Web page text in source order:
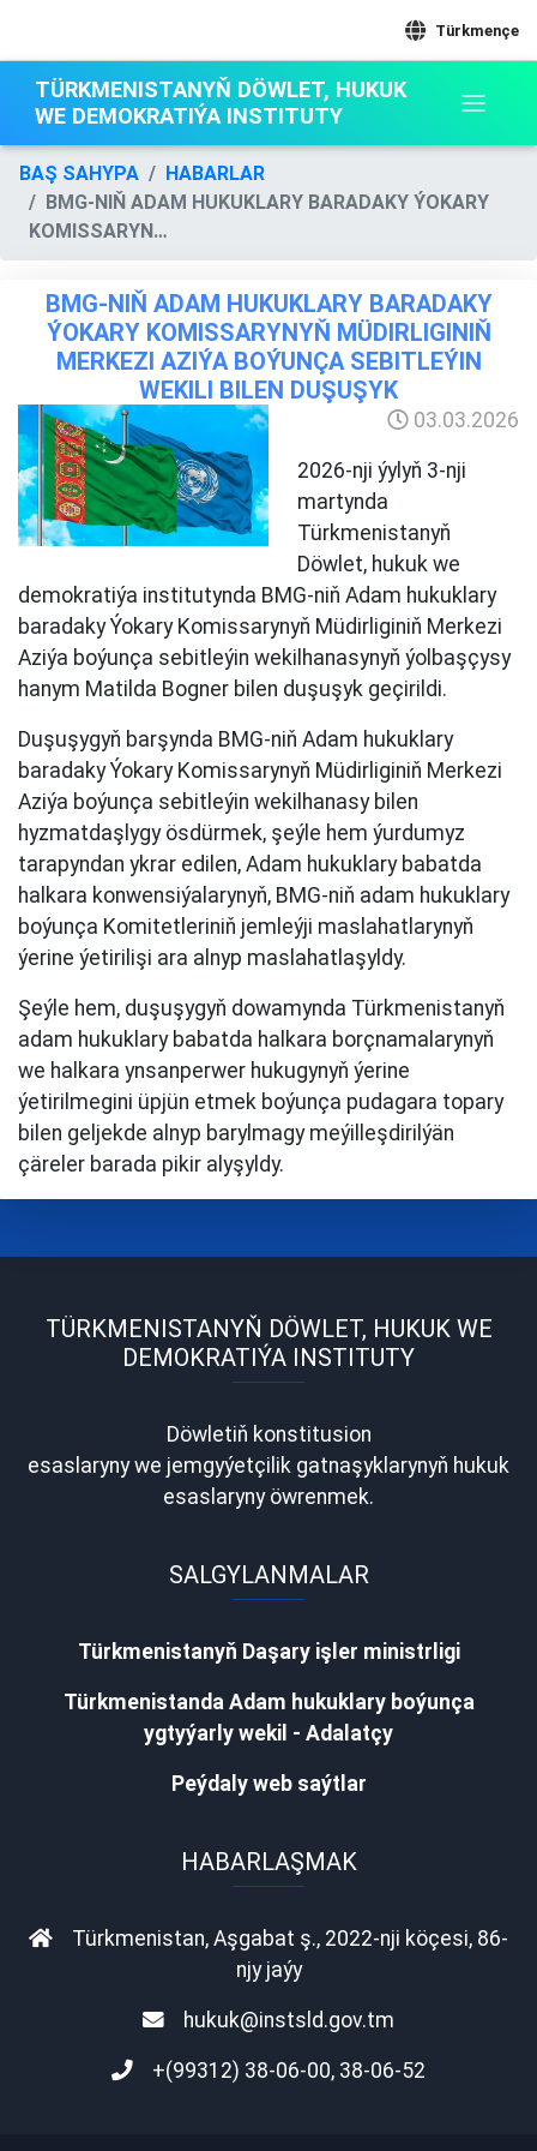
Türkmençe
TÜRKMENISTANYŇ DÖWLET, HUKUK
WE DEMOKRATIÝA INSTITUTY
BAŞ SAHYPA
HABARLAR
BMG-NIŇ ADAM HUKUKLARY BARADAKY ÝOKARY
KOMISSARYN…
BMG-NIŇ ADAM HUKUKLARY BARADAKY
ÝOKARY KOMISSARYNYŇ MÜDIRLIGINIŇ
MERKEZI AZIÝA BOÝUNÇA SEBITLEÝIN
WEKILI BILEN DUŞUŞYK
03.03.2026
2026-nji ýylyň 3-nji
martynda
Türkmenistanyň
Döwlet, hukuk we
demokratiýa institutynda BMG-niň Adam hukuklary
baradaky Ýokary Komissarynyň Müdirliginiň Merkezi
Aziýa boýunça sebitleýin wekilhanasynyň ýolbaşçysy
hanym Matilda Bogner bilen duşuşyk geçirildi.
Duşuşygyň barşynda BMG-niň Adam hukuklary
baradaky Ýokary Komissarynyň Müdirliginiň Merkezi
Aziýa boýunça sebitleýin wekilhanasy bilen
hyzmatdaşlygy ösdürmek, şeýle hem ýurdumyz
tarapyndan ykrar edilen, Adam hukuklary babatda
halkara konwensiýalarynyň, BMG-niň adam hukuklary
boýunça Komitetleriniň jemleýji maslahatlarynyň
ýerine ýetirilişi ara alnyp maslahatlaşyldy.
Şeýle hem, duşuşygyň dowamynda Türkmenistanyň
adam hukuklary babatda halkara borçnamalarynyň
we halkara ynsanperwer hukugynyň ýerine
ýetirilmegini üpjün etmek boýunça pudagara topary
bilen geljekde alnyp barylmagy meýilleşdirilýän
çäreler barada pikir alyşyldy.
TÜRKMENISTANYŇ DÖWLET, HUKUK WE
DEMOKRATIÝA INSTITUTY
Döwletiň konstitusion
esaslaryny we jemgyýetçilik gatnaşyklarynyň hukuk
esaslaryny öwrenmek.
SALGYLANMALAR
Türkmenistanyň Daşary işler ministrligi
Türkmenistanda Adam hukuklary boýunça
ygtyýarly wekil - Adalatçy
Peýdaly web saýtlar
HABARLAŞMAK
Türkmenistan, Aşgabat ş., 2022-nji köçesi, 86-
njy jaýy
hukuk@instsld.gov.tm
+(99312) 38-06-00, 38-06-52